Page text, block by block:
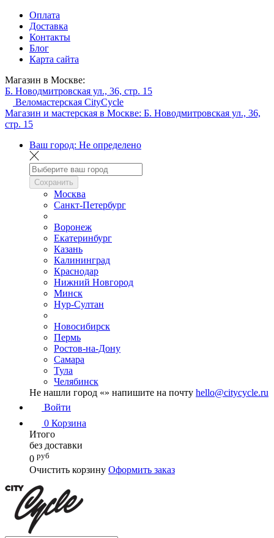
Оплата
Доставка
Контакты
Блог
Карта сайта
Магазин в Москве:
Б. Новодмитровская ул., 36, стр. 15
Веломастерская CityCycle
Магазин и мастерская в Москве: Б. Новодмитровская ул., 36,
стр. 15
Ваш город: Не определено
Сохранить
Москва
Санкт-Петербург
Воронеж
Екатеринбург
Казань
Калининград
Краснодар
Нижний Новгород
Минск
Нур-Султан
Новосибирск
Пермь
Ростов-на-Дону
Самара
Тула
Челябинск
Не нашли город «» напишите на почту hello@citycycle.ru
Войти
0 Корзина
Итого
без доставки
0 руб
Очистить корзину Оформить заказ